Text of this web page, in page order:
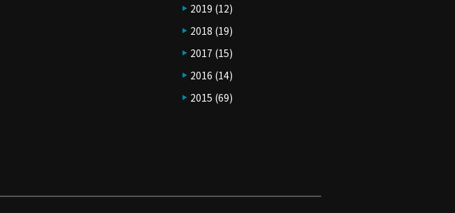
2019 (12)
2018 (19)
2017 (15)
2016 (14)
2015 (69)